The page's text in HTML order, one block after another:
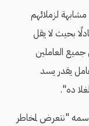
لزملائهم
بحيث لا يقل
العاملين
يقدر يسد
"نتعرض لمخاطر